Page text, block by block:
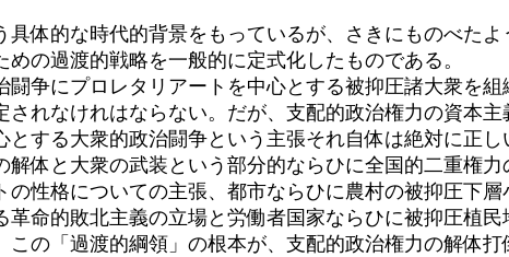
体的な時代的背景をもっているが、さきにものべた
の過渡的戦略を一般的に定式化したものである。
争にプロレタリアートを中心とする被抑圧諸大衆を
れなけれはならない。だが、支配的政治権力の資本
する大衆的政治闘争という主張それ自体は絶対に正
体と大衆の武装という部分的ならひに全国的二重権
性格についての主張、都市ならひに農村の被抑圧下
命的敗北主義の立場と労働者国家ならひに被抑圧植
の「過渡的綱領」の根本が、支配的政治権力の解体